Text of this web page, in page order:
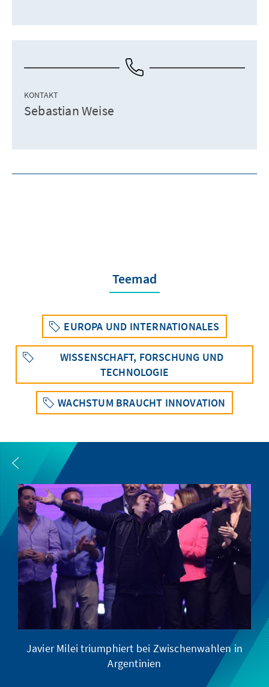
KONTAKT
Sebastian Weise
Teemad
EUROPA UND INTERNATIONALES
WISSENSCHAFT, FORSCHUNG UND
TECHNOLOGIE
WACHSTUM BRAUCHT INNOVATION
Javier Milei triumphiert bei Zwischenwahlen in
Argentinien